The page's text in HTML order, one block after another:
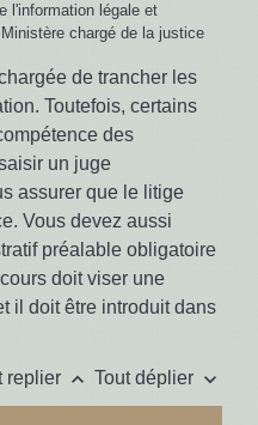
l'information légale et
chargé de la justice
de trancher les
Toutefois, certains
des
un juge
assurer que le litige
Vous devez aussi
préalable obligatoire
doit viser une
il doit être introduit dans
replier keyboard_arrow_up Tout déplier keyboard_arrow_down